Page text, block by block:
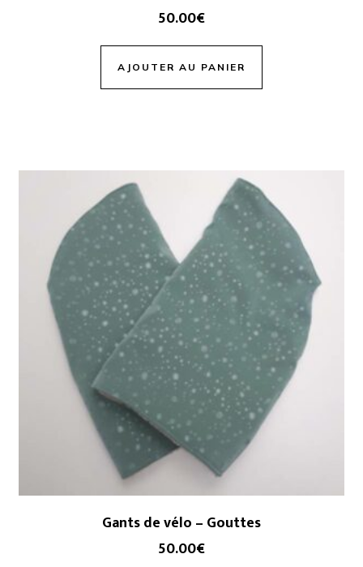
50.00€
AJOUTER AU PANIER
Gants de vélo – Gouttes
50.00€